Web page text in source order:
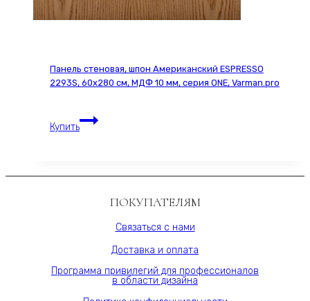
Панель стеновая, шпон Американский ESPRESSO
2293S, 60х280 см, МДФ 10 мм, серия ONE, Varman.pro
Купить
Панель
стеновая,
ESPRESSO
60х280
мм,
ПОКУПАТЕЛЯМ
Связаться с нами
Доставка и оплата
Программа привилегий для профессионалов
в области дизайна